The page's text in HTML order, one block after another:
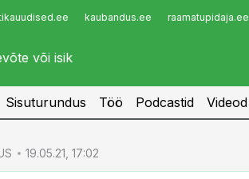
kaubandus.ee raamatupidaja.ee
Infopank
Sisuturundus Töö Podcastid Videod
19.05.21, 17:02